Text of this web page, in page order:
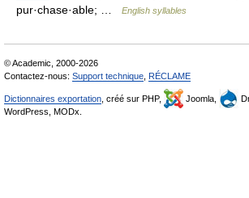
pur·chase·able; …
English syllables
© Academic, 2000-2026
Contactez-nous: Support technique RÉCLAME
Dictionnaires exportation , créé sur PHP, Joomla,
WordPress, MODx.